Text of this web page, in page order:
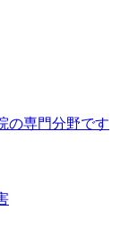
専門分野です